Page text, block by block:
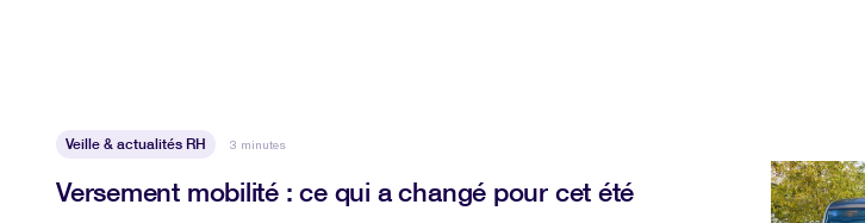
Veille & actualités RH 3 minutes
Versement mobilité : ce qui a changé pour cet été